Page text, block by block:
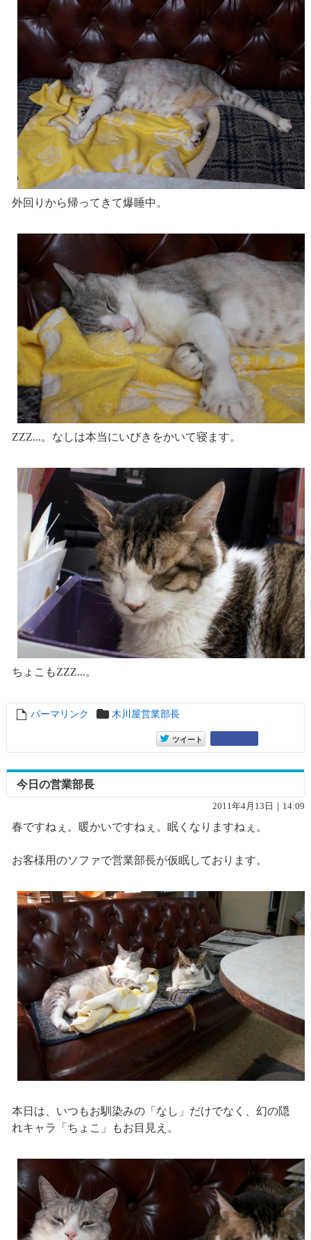
外回りから帰ってきて爆睡中。
ZZZ...。なしは本当にいびきをかいて寝ます。
ちょこもZZZ...。
entry6431
パーマリンク 木川屋営業部長
entry6431
ツイート
今日の営業部長
2011年4月13日｜14:09
春ですねぇ。暖かいですねぇ。眠くなりますねぇ。
お客様用のソファで営業部長が仮眠しております。
本日は、いつもお馴染みの「なし」だけでなく、幻の隠
れキャラ「ちょこ」もお目見え。